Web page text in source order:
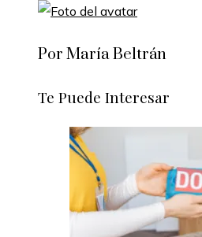
Por María Beltrán
Te Puede Interesar